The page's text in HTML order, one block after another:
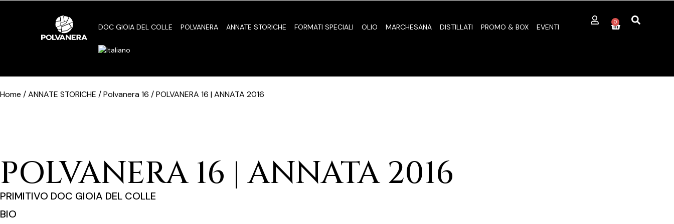
DOC GIOIA DEL COLLE POLVANERA ANNATE STORICHE FORMATI SPECIALI OLIO MARCHESANA DISTILLATI PROMO & BOX EVENTI
0
Home / ANNATE STORICHE / Polvanera 16 / POLVANERA 16 | ANNATA 2016
POLVANERA 16 | ANNATA 2016
PRIMITIVO DOC GIOIA DEL COLLE
BIO